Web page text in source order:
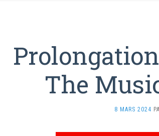
The
8 MARS 2024